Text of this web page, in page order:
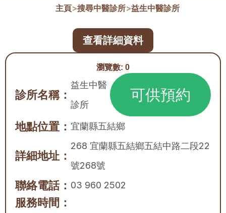
主頁>搜尋中醫診所>益生中醫診所
瀏覽數: 0
診所名稱：
益生中醫
診所
可供預約
地點位置： 宜蘭縣五結鄉
詳細地址：
268 宜蘭縣五結鄉五結中路二段22
號268號
聯絡電話： 03 960 2502
服務時間：
查看詳細資料